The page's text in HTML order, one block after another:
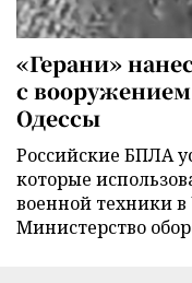
«Герани»
с
Одессы
Российские БПЛА
которые
военной техники
Министерство